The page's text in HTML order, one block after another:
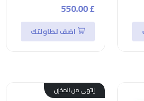
£ 550.00
اضف لطاولتك
إنتهى من المخزن